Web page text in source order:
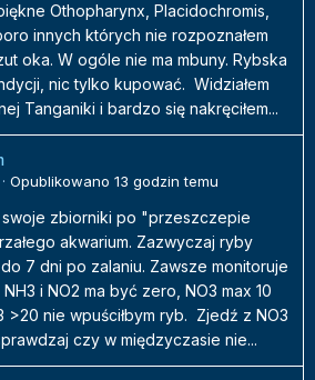
Othopharynx, Placidochromis,
innych których nie rozpoznałem
oka. W ogóle nie ma mbuny. Rybska
nic tylko kupować. Widziałem
Tanganiki i bardzo się nakręciłem...
· Opublikowano 13 godzin temu
swoje zbiorniki po "przeszczepie
akwarium. Zazwyczaj ryby
7 dni po zalaniu. Zawsze monitoruje
i NO2 ma być zero, NO3 max 10
>20 nie wpuściłbym ryb. Zjedź z NO3
czy w międzyczasie nie...